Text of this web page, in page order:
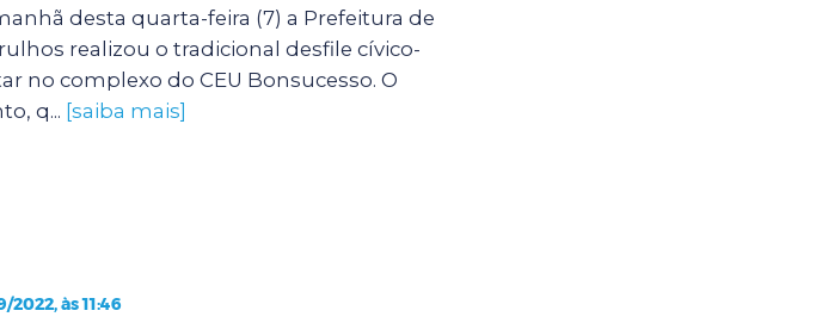
desta quarta-feira (7) a Prefeitura de
realizou o tradicional desfile cívico-
no complexo do CEU Bonsucesso. O
q... [saiba mais]
2022, às 11:46